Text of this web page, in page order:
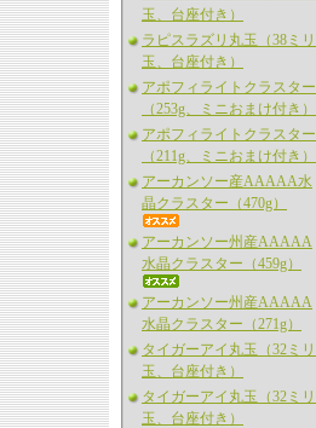
玉、台座付き）
ラピスラズリ丸玉（38ミリ
玉、台座付き）
アポフィライトクラスター
（253g、ミニおまけ付き）
アポフィライトクラスター
（211g、ミニおまけ付き）
アーカンソー産AAAAA水
晶クラスター（470g）
アーカンソー州産AAAAA
水晶クラスター（459g）
アーカンソー州産AAAAA
水晶クラスター（271g）
タイガーアイ丸玉（32ミリ
玉、台座付き）
タイガーアイ丸玉（32ミリ
玉、台座付き）